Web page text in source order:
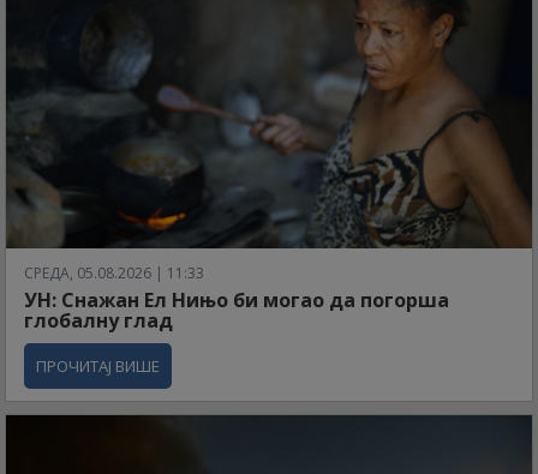
СРЕДА, 05.08.2026 | 11:33
УН: Снажан Ел Нињо би могао да погорша
глобалну глад
ПРОЧИТАЈ ВИШЕ